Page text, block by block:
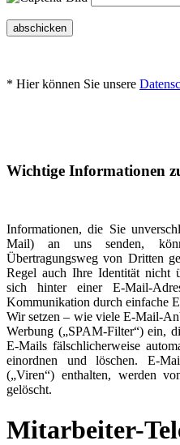
abschicken
* Hier können Sie unsere
Wichtige Informationen
Informationen, die Sie
Mail) an uns senden,
Übertragungsweg von Dritten
Regel auch Ihre Identität nicht
sich hinter einer E-Mail-
Kommunikation durch einfache
Wir setzen – wie viele E-Mail-
Werbung („SPAM-Filter“) ein,
E-Mails fälschlicherweise
einordnen und löschen. E-
(„Viren“) enthalten, werden
gelöscht.
Mitarbeiter-